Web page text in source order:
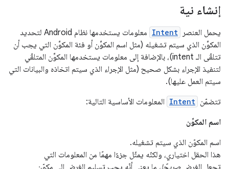
إنشاء نية
يحمل العنصر Intent
معلومات يستخدمها نظام Android لتحديد
المكوِّن الذي سيتم تشغيله (مثل اسم المكوِّن أو فئة المكوِّن التي يجب أن
تتلقّى الـ intent)، بالإضافة إلى معلومات يستخدمها المكوِّن المتلقّي
لتنفيذ الإجراء بشكل صحيح (مثل الإجراء الذي سيتم اتخاذه والبيانات التي
سيتم العمل عليها).
تتضمّن Intent المعلومات الأساسية التالية:
اسم المكوِّن
اسم المكوّن الذي سيتم تشغيله.
هذا الحقل اختياري، ولكنّه يمثّل جزءًا مهمًا من المعلومات التي
تجعل الغرض صريحًا، ما يعني أنّه يجب تسليم الغرض إلى مكوّن